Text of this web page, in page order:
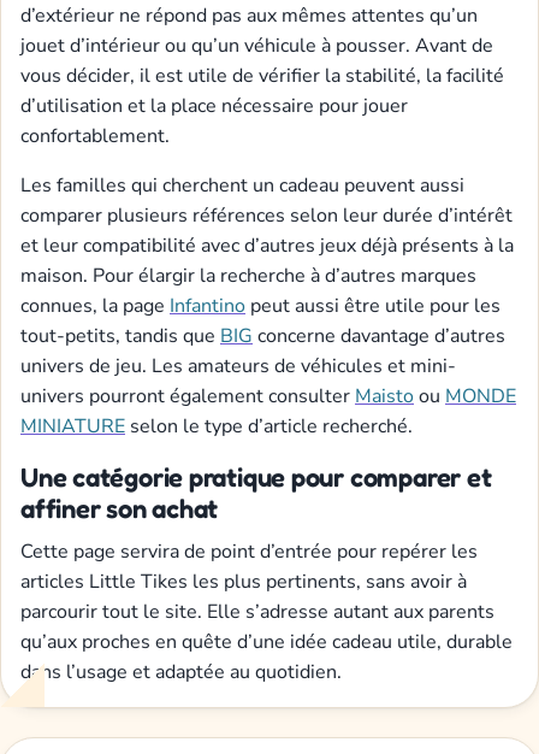
d’extérieur ne répond pas aux mêmes attentes qu’un
jouet d’intérieur ou qu’un véhicule à pousser. Avant de
vous décider, il est utile de vérifier la stabilité, la facilité
d’utilisation et la place nécessaire pour jouer
confortablement.
Les familles qui cherchent un cadeau peuvent aussi
comparer plusieurs références selon leur durée d’intérêt
et leur compatibilité avec d’autres jeux déjà présents à la
maison. Pour élargir la recherche à d’autres marques
connues, la page Infantino peut aussi être utile pour les
tout-petits, tandis que BIG concerne davantage d’autres
univers de jeu. Les amateurs de véhicules et mini-
univers pourront également consulter Maistoou MONDE
MINIATURE selon le type d’article recherché.
Une catégorie pratique pour comparer et
affiner son achat
Cette page servira de point d’entrée pour repérer les
articles Little Tikes les plus pertinents, sans avoir à
parcourir tout le site. Elle s’adresse autant aux parents
qu’aux proches en quête d’une idée cadeau utile, durable
dans l’usage et adaptée au quotidien.